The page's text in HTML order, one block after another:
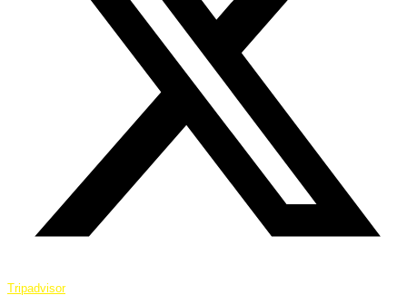
Tripadvisor